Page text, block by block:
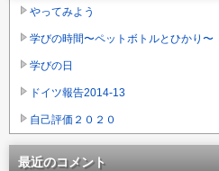
やってみよう
学びの時間〜ペットボトルとひかり〜
学びの日
ドイツ報告2014-13
自己評価２０２０
最近のコメント